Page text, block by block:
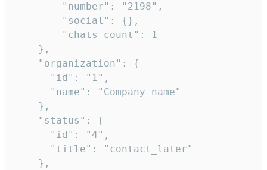
        "number": "2198",
        "social": {},
        "chats_count": 1
    },
    "organization": {
      "id": "1",
      "name": "Company name"
    },
    "status": {
      "id": "4",
      "title": "contact_later"
    },